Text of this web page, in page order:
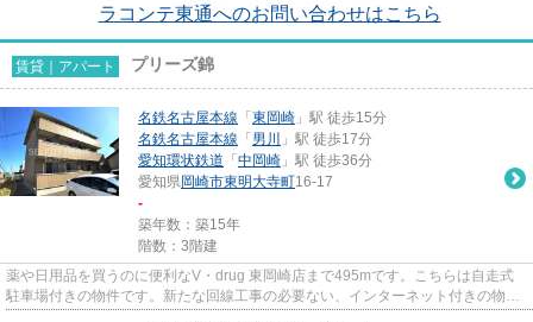
ラコンテ東通へのお問い合わせはこちら
賃貸｜アパート プリーズ錦
名鉄名古屋本線 「 東岡崎 」駅 徒歩15分
名鉄名古屋本線 「 男川
」駅 徒歩17分
愛知環状鉄道 「 中岡崎 」駅 徒歩36分
愛知県岡崎市東明大寺町16-17
-
築年数：築15年
階数：3階建
薬や日用品を買うのに便利なV・drug 東岡崎店まで495mです。こちらは自走式
駐車場付きの物件です。新たな回線工事の必要ない、インターネット付きの物件